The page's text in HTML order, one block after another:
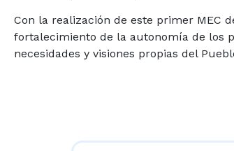
Con la realización de este primer MEC
fortalecimiento de la autonomía de los
necesidades y visiones propias del